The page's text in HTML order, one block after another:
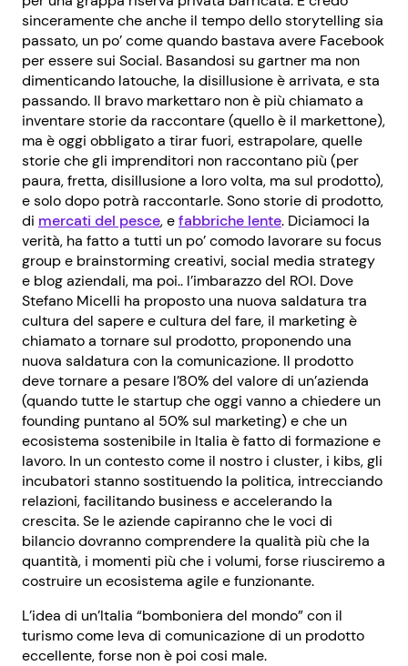
sinceramente che anche il tempo dello storytelling sia
passato, un po’ come quando bastava avere Facebook
per essere sui Social. Basandosi su gartner ma non
dimenticando latouche, la disillusione è arrivata, e sta
passando. Il bravo markettaro non è più chiamato a
inventare storie da raccontare (quello è il markettone),
ma è oggi obbligato a tirar fuori, estrapolare, quelle
storie che gli imprenditori non raccontano più (per
paura, fretta, disillusione a loro volta, ma sul prodotto),
e solo dopo potrà raccontarle. Sono storie di prodotto,
di mercati del pesce, efabbriche lente. Diciamoci la
verità, ha fatto a tutti un po’ comodo lavorare su focus
group e brainstorming creativi, social media strategy
e blog aziendali, ma poi.. l’imbarazzo del ROI. Dove
Stefano Micelli ha proposto una nuova saldatura tra
cultura del sapere e cultura del fare, il marketing è
chiamato a tornare sul prodotto, proponendo una
nuova saldatura con la comunicazione. Il prodotto
deve tornare a pesare l’80% del valore di un’azienda
(quando tutte le startup che oggi vanno a chiedere un
founding puntano al 50% sul marketing) e che un
ecosistema sostenibile in Italia è fatto di formazione e
lavoro. In un contesto come il nostro i cluster, i kibs, gli
incubatori stanno sostituendo la politica, intrecciando
relazioni, facilitando business e accelerando la
crescita. Se le aziende capiranno che le voci di
bilancio dovranno comprendere la qualità più che la
quantità, i momenti più che i volumi, forse riusciremo a
costruire un ecosistema agile e funzionante.
L’idea di un’Italia “bomboniera del mondo” con il
turismo come leva di comunicazione di un prodotto
eccellente, forse non è poi cosi male.